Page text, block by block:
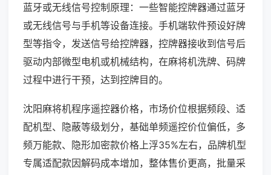
蓝牙或无线信号控制原理：一些智能控牌器通过蓝牙
或无线信号与手机等设备连接。手机端软件预设好牌
型等指令，发送信号给控牌器，控牌器接收到信号后
驱动内部微型电机或机械结构，在麻将机洗牌、码牌
过程中进行干预，达到控牌目的。
沈阳麻将机程序遥控器价格，市场价位根据频段、适
配机型、隐蔽等级划分，基础单频遥控价位偏低，多
频万能款、隐形加密款价格上浮35%左右，品牌机型
专属适配款因解码成本增加，整体售价更高，批量采